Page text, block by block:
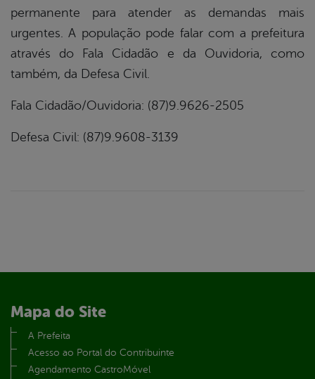
permanente para atender as demandas mais
urgentes. A população pode falar com a prefeitura
através do Fala Cidadão e da Ouvidoria, como
também, da Defesa Civil.
Fala Cidadão/Ouvidoria: (87)9.9626-2505
Defesa Civil: (87)9.9608-3139
Mapa do Site
A Prefeita
Acesso ao Portal do Contribuinte
Agendamento CastroMóvel